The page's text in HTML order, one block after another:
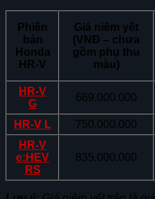
Phiên
bản
Honda
HR-V
Giá niêm yết
(VNĐ – chưa
gồm phụ thu
màu)
HR-V
G
669.000.000
HR-V L 750.000.000
HR-V
e:HEV
RS
835.000.000